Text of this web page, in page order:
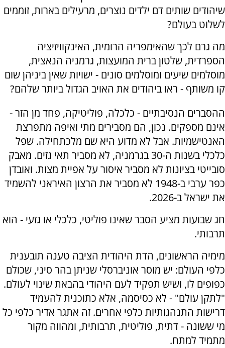
שיהודים שותים דם ילדים נוצרים, מרעילים בארות, זוממים
לשלוט בעולם?
מה גרם לכך שהאימפריה הרומית, האינקוויזיציה
הספרדית, שלטון ברית המועצות, גרמניה הנאצית,
מוסלמים שיעים ומוסלמים סונים - ישויות שאין ביניהן שום
קו משותף - ראו ביהודים את האויב הגדול ביותר שלהם?
ההסברים הנסיבתיים - כלכלה, פוליטיקה, פחד מן הזר -
אינם מספקים. נכון, הם מסבירים מתי ואיפה מתפרצת
האנטישמיות. אבל לא מדוע היא שם מלכתחילה. שפל
כלכלי בשנות ה-30 בגרמניה, לא מסביר תאי גזים. מאבק
סובייטי בציונות לא מסביר איסור על אפיית מצות. ואובדן
כפר ערבי ב-1948 לא מסביר את הרצון האיראני להשמיד
את ישראל ב-2026.
חג שבועות מציע הסבר שאינו פוליטי, כלכלי או גזעי - הוא
תרבותי.
מימיה הראשונים, הדת היהודית הציבה טענה תובענית
כלפי העולם: יש מוסר אוניברסלי שניתן בהר סיני, שכולם
כפופים לו, ושיש תפקיד לעם היהודי בהבאת שינוי לעולם.
"לתקן עולם" - לא כסיסמה, אלא כתוכנית להעמיד
דרישות התנהגותיות כלפי אחרים. זה אתגר אדיר כלפי כל
מי ששונה - דתית, פוליטית, תרבותית, ומהווה מקור
מתמיד למתח.